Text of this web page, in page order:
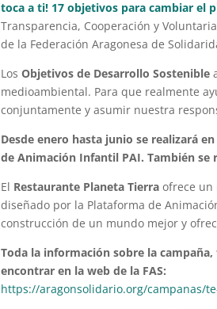
toca a ti! 17 objetivos para cambiar el
Transparencia, Cooperación y
de la Federación Aragonesa de
LosObjetivos de Desarrollo Sostenible
medioambiental. Para que realmente
conjuntamente y asumir nuestra
Desde enero hasta junio se realizará
de Animación Infantil PAI. También se
El Restaurante Planeta Tierra ofrece un
diseñado por la Plataforma de
construcción de un mundo mejor y
Toda la información sobre la campaña,
encontrar en la web de la FAS:
https://aragonsolidario.org/campanas/